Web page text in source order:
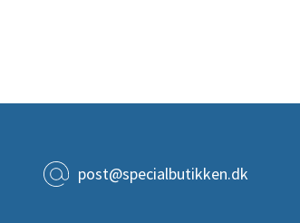
post@specialbutikken.dk